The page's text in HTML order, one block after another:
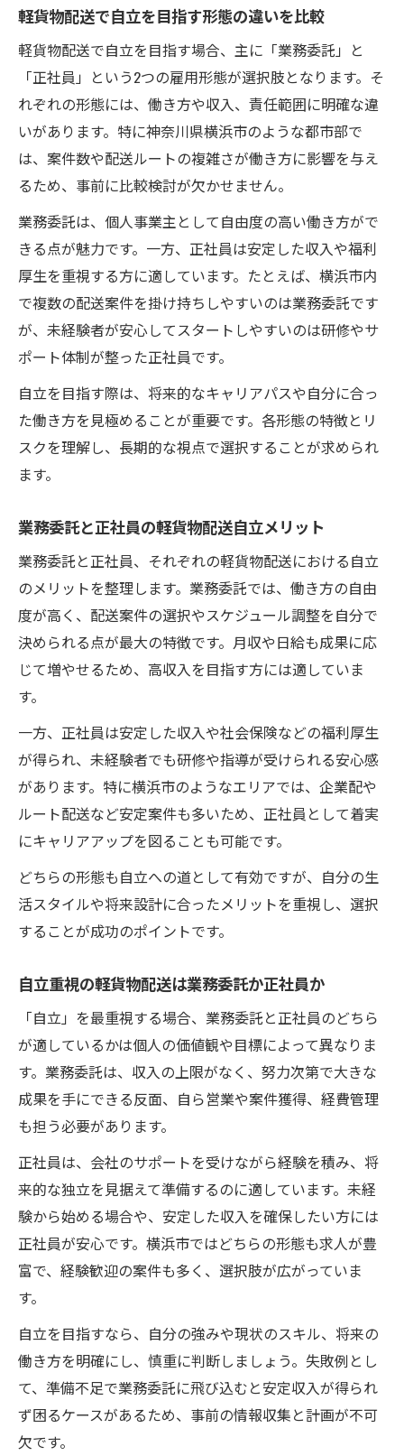
軽貨物配送で自立を目指す形態の違いを比較
軽貨物配送で自立を目指す場合、主に「業務委託」と
「正社員」という2つの雇用形態が選択肢となります。そ
れぞれの形態には、働き方や収入、責任範囲に明確な違
いがあります。特に神奈川県横浜市のような都市部で
は、案件数や配送ルートの複雑さが働き方に影響を与え
るため、事前に比較検討が欠かせません。
業務委託は、個人事業主として自由度の高い働き方がで
きる点が魅力です。一方、正社員は安定した収入や福利
厚生を重視する方に適しています。たとえば、横浜市内
で複数の配送案件を掛け持ちしやすいのは業務委託です
が、未経験者が安心してスタートしやすいのは研修やサ
ポート体制が整った正社員です。
自立を目指す際は、将来的なキャリアパスや自分に合っ
た働き方を見極めることが重要です。各形態の特徴とリ
スクを理解し、長期的な視点で選択することが求められ
ます。
業務委託と正社員の軽貨物配送自立メリット
業務委託と正社員、それぞれの軽貨物配送における自立
のメリットを整理します。業務委託では、働き方の自由
度が高く、配送案件の選択やスケジュール調整を自分で
決められる点が最大の特徴です。月収や日給も成果に応
じて増やせるため、高収入を目指す方には適していま
す。
一方、正社員は安定した収入や社会保険などの福利厚生
が得られ、未経験者でも研修や指導が受けられる安心感
があります。特に横浜市のようなエリアでは、企業配や
ルート配送など安定案件も多いため、正社員として着実
にキャリアアップを図ることも可能です。
どちらの形態も自立への道として有効ですが、自分の生
活スタイルや将来設計に合ったメリットを重視し、選択
することが成功のポイントです。
自立重視の軽貨物配送は業務委託か正社員か
「自立」を最重視する場合、業務委託と正社員のどちら
が適しているかは個人の価値観や目標によって異なりま
す。業務委託は、収入の上限がなく、努力次第で大きな
成果を手にできる反面、自ら営業や案件獲得、経費管理
も担う必要があります。
正社員は、会社のサポートを受けながら経験を積み、将
来的な独立を見据えて準備するのに適しています。未経
験から始める場合や、安定した収入を確保したい方には
正社員が安心です。横浜市ではどちらの形態も求人が豊
富で、経験歓迎の案件も多く、選択肢が広がっていま
す。
自立を目指すなら、自分の強みや現状のスキル、将来の
働き方を明確にし、慎重に判断しましょう。失敗例とし
て、準備不足で業務委託に飛び込むと安定収入が得られ
ず困るケースがあるため、事前の情報収集と計画が不可
欠です。